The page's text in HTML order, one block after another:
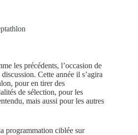
les précédents, l’occasion de
Cette année il s’agira
pour en tirer des
de sélection, pour les
mais aussi pour les autres
programmation ciblée sur